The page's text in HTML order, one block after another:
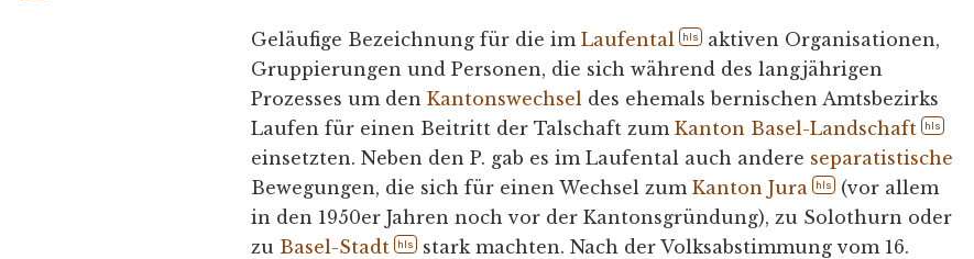
Geläufige Bezeichnung für die imLaufental hls
aktiven Organisationen,
Gruppierungen und Personen, die sich während des langjährigen
Prozesses um denKantonswechsel des ehemals bernischen Amtsbezirks
Laufen für einen Beitritt der Talschaft zumKanton Basel-Landschaft hls
einsetzten. Neben den P. gab es im Laufental auch andere separatistische
Bewegungen, die sich für einen Wechsel zumKanton Jura hls
(vor allem
in den 1950er Jahren noch vor der Kantonsgründung), zu Solothurn oder
zu Basel-Stadt hls
stark machten. Nach der Volksabstimmung vom 16.